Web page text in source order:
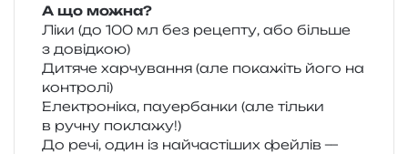
А що можна?
Ліки (до 100 мл без реце­пту, або біль­ше
з довідкою)
Дитяче хар­чу­ва­н­ня (але пока­жіть його на
контролі)
Електроніка, пау­ер­бан­ки (але тіль­ки
в ручну поклажу!)
До речі, один із най­ча­сті­ших фей­лів —